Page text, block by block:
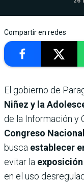
Compartir en redes
El gobierno de
Niñez y la
de la Información y
Congreso
busca establecer
evitar la
en el uso